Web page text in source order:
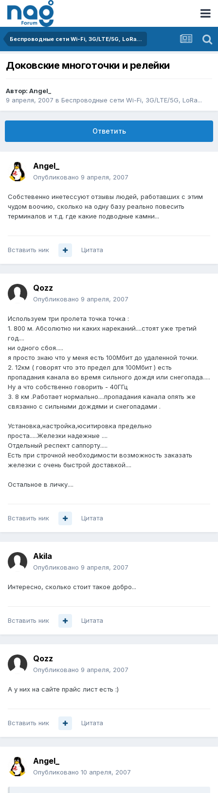
Беспроводные сети Wi-Fi, 3G/LTE/5G, LoRa...
Доковские многоточки и релейки
Автор: Angel_
9 апреля, 2007 в Беспроводные сети Wi-Fi, 3G/LTE/5G, LoRa...
Ответить
Angel_
Опубликовано 9 апреля, 2007
Собстевенно инетессуют отзывы людей, работавших с этим
чудом воочию, сколько на одну базу реально повесить
терминалов и т.д. где какие подводные камни...
Вставить ник Цитата
Qozz
Опубликовано 9 апреля, 2007
Используем три пролета точка точка :
1. 800 м. Абсолютно ни каких нареканий....стоят уже третий
год....
ни одного сбоя.....
я просто знаю что у меня есть 100Мбит до удаленной точки.
2. 12км ( говорят что это предел для 100Мбит ) есть
пропадания канала во время сильного дождя или снегопада.....
Ну а что собственно говорить - 40ГГц
3. 8 км .Работает нормально....пропадания канала опять же
связанно с сильными дождями и снегопадами .
Установка,настройка,юситировка предельно
проста.....Железки надежные ....
Отдельный респект саппорту.....
Есть при строчной необходимости возможность заказать
железки с очень быстрой доставкой....
Остальное в личку....
Вставить ник Цитата
Akila
Опубликовано 9 апреля, 2007
Интересно, сколько стоит такое добро...
Вставить ник Цитата
Qozz
Опубликовано 9 апреля, 2007
А у них на сайте прайс лист есть :)
Вставить ник Цитата
Angel_
Опубликовано 10 апреля, 2007